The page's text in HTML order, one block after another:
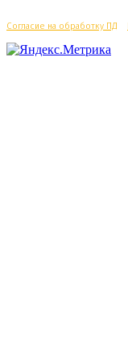
Согласие на обработку ПД